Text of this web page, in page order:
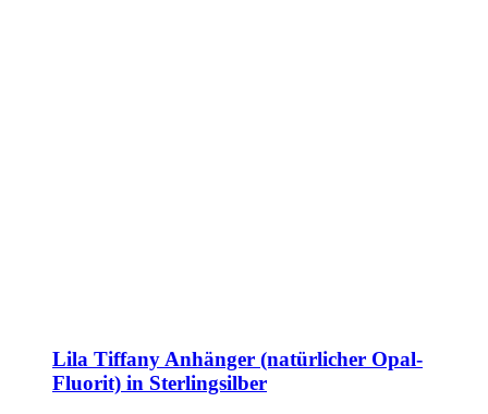
Lila Tiffany Anhänger (natürlicher Opal-
Fluorit) in Sterlingsilber